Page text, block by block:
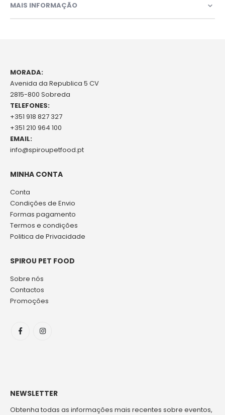
MAIS INFORMAÇÃO
MORADA:
Avenida da Republica 5 CV
2815-800 Sobreda
TELEFONES:
+351 918 827 327
+351 210 964 100
EMAIL:
info@spiroupetfood.pt
MINHA CONTA
Conta
Condições de Envio
Formas pagamento
Termos e condições
Politica de Privacidade
SPIROU PET FOOD
Sobre nós
Contactos
Promoções
NEWSLETTER
Obtenha todas as informações mais recentes sobre eventos,